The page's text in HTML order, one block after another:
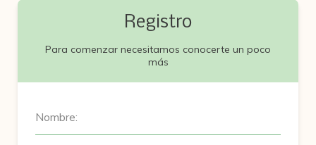
Registro
Para comenzar necesitamos conocerte un poco
más
Nombre: